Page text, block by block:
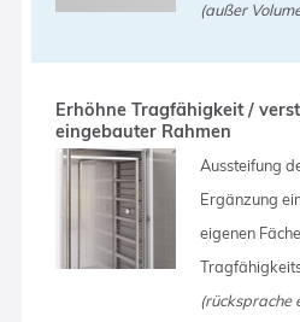
(außer
Erhöhne Tragfähigkeit /
eingebauter Rahmen
Aussteifung
Ergänzung
eigenen
(rücksprache